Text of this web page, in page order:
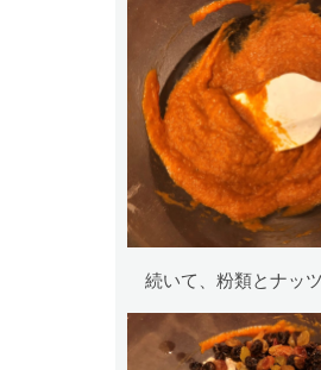
続いて、粉類とナッ